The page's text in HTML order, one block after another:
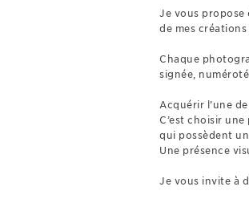
Je vous propose
de mes
Chaque
signée,
Acquérir l’une
C’est choisir
qui possèdent
Une présence
Je vous invite à